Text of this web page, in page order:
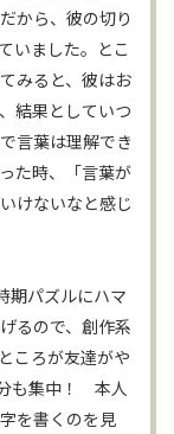
から、彼の切り
いました。とこ
みると、彼はお
結果としていつ
言葉は理解でき
た時、「言葉が
けないなと感じ
期パズルにハマ
るので、創作系
ころが友達がや
も集中！ 本人
を書くのを見